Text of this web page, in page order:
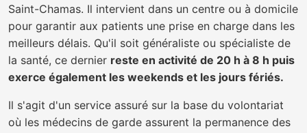
Saint-Chamas. Il intervient dans un centre ou à domicile
pour garantir aux patients une prise en charge dans les
meilleurs délais. Qu'il soit généraliste ou spécialiste de
la santé, ce dernier reste en activité de 20 h à 8 h puis
exerce également les weekends et les jours fériés.
Il s'agit d'un service assuré sur la base du volontariat
où les médecins de garde assurent la permanence des